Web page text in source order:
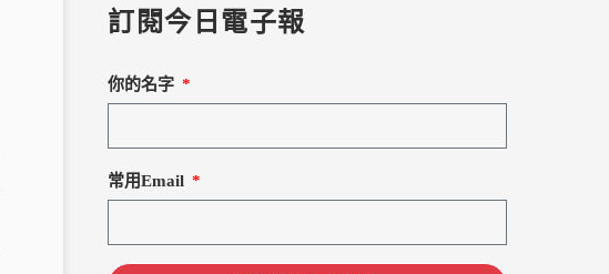
訂閱今日電子報
你的名字
常用Email